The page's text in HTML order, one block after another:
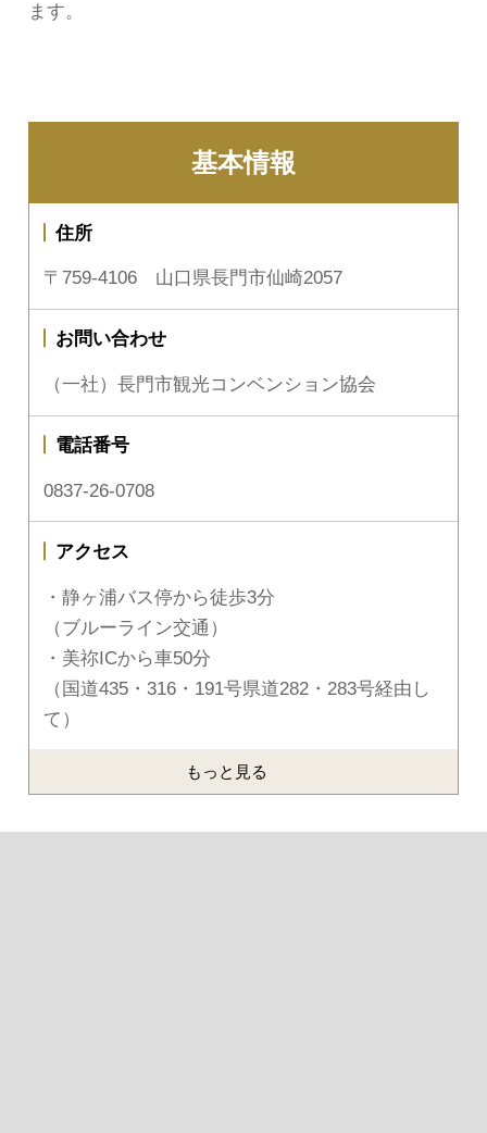
ます。
基本情報
住所
〒759-4106 山口県長門市仙崎2057
お問い合わせ
（一社）長門市観光コンベンション協会
電話番号
0837-26-0708
アクセス
・静ヶ浦バス停から徒歩3分
（ブルーライン交通）
・美祢ICから車50分
（国道435・316・191号県道282・283号経由し
て）
もっと見る